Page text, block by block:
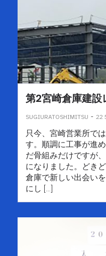
第2宮崎倉庫建設
SUGIURATOSHIMITSU - 22
只今、宮崎営業所で
す。順調に工事が進
だ骨組みだけですが
になりました。どき
倉庫で新しい出会い
にし […]